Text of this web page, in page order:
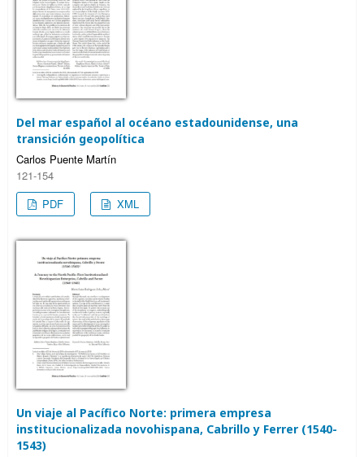
Del mar español al océano estadounidense, una
transición geopolítica
Carlos Puente Martín
121-154
PDF
XML
Un viaje al Pacífico Norte: primera empresa
institucionalizada novohispana, Cabrillo y Ferrer (1540-
1543)